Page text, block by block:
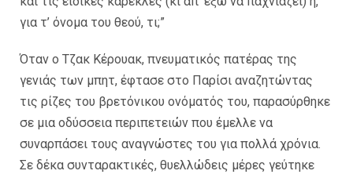
για τ’ όνομα του θεού, τι;”
Όταν ο Τζακ Κέρουακ, πνευματικός πατέρας της
γενιάς των μπητ, έφτασε στο Παρίσι αναζητώντας
τις ρίζες του βρετόνικου ονόματός του, παρασύρθηκε
σε μια οδύσσεια περιπετειών που έμελλε να
συναρπάσει τους αναγνώστες του για πολλά χρόνια.
Σε δέκα συνταρακτικές, θυελλώδεις μέρες γεύτηκε